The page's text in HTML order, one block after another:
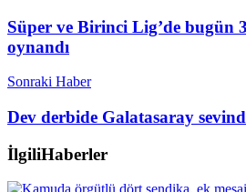
Süper ve Birinci Lig’de bugün
oynandı
Sonraki Haber
Dev derbide Galatasaray
İlgiliHaberler